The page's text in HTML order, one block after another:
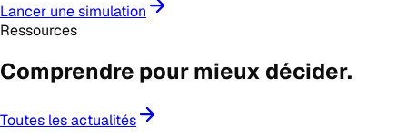
Lancer une simulation
Ressources
Comprendre pour mieux décider.
Toutes les actualités